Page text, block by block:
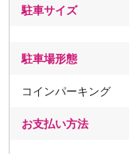
駐車サイズ
駐車場形態
コインパーキング
お支払い方法